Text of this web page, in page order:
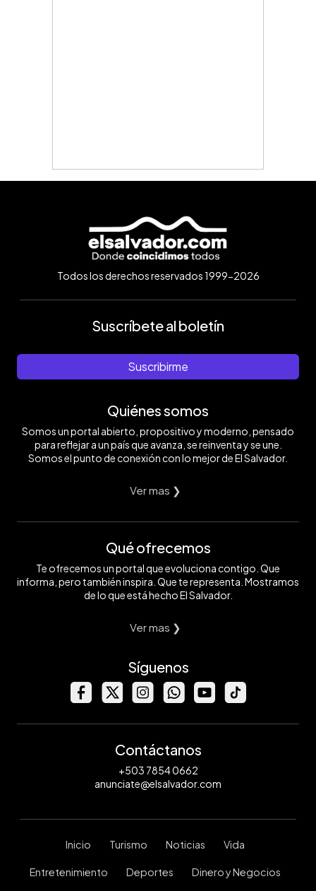
Todos los derechos reservados 1999-2026
Suscríbete al boletín
Suscribirme
Quiénes somos
Somos un portal abierto, propositivo y moderno, pensado
para reflejar a un país que avanza, se reinventa y se une.
Somos el punto de conexión con lo mejor de El Salvador.
Ver mas ❯
Qué ofrecemos
Te ofrecemos un portal que evoluciona contigo. Que
informa, pero también inspira. Que te representa. Mostramos
de lo que está hecho El Salvador.
Ver mas ❯
Síguenos
Contáctanos
+503 7854 0662
anunciate@elsalvador.com
Inicio Turismo Noticias Vida
Entretenimiento Deportes Dinero y Negocios